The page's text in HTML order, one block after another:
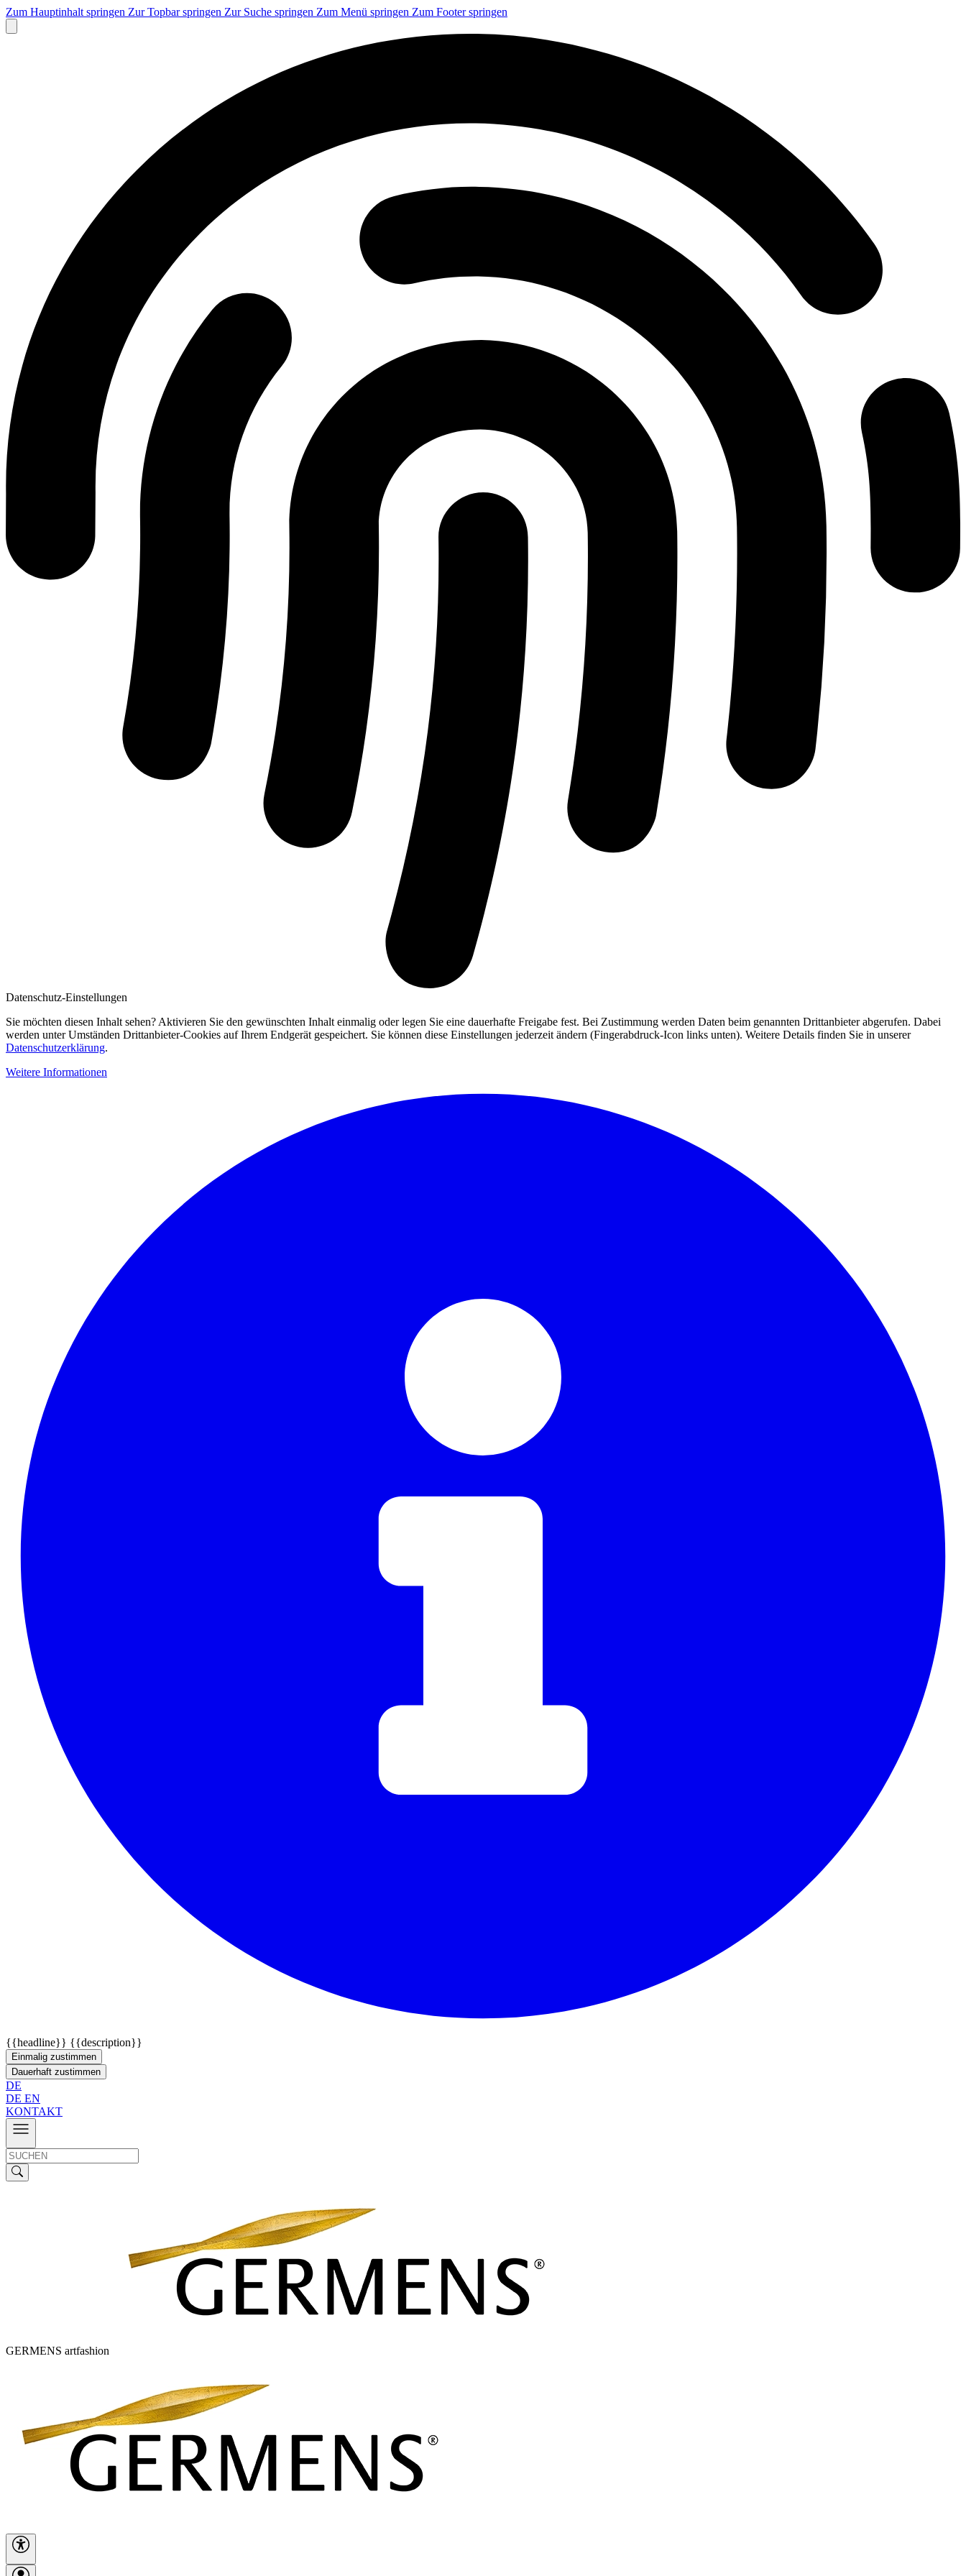
Zum Hauptinhalt springen Zur Topbar springen Zur Suche springen Zum Menü springen Zum Footer springen
Datenschutz-Einstellungen
Sie möchten diesen Inhalt sehen? Aktivieren Sie den gewünschten Inhalt einmalig oder legen Sie eine dauerhafte Freigabe fest. Bei Zustimmung werden Daten beim genannten Drittanbieter abgerufen. Dabei
werden unter Umständen Drittanbieter-Cookies auf Ihrem Endgerät gespeichert. Sie können diese Einstellungen jederzeit ändern (Fingerabdruck-Icon links unten). Weitere Details finden Sie in unserer
Datenschutzerklärung.
Weitere Informationen
{{headline}} {{description}}
Einmalig zustimmen
Dauerhaft zustimmen
DE
DE EN
KONTAKT
GERMENS artfashion